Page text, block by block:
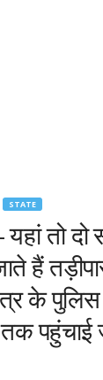
STATE
तो दो
हैं
के
तक